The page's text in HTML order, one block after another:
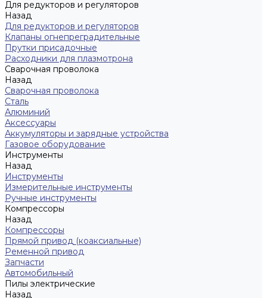
Для редукторов и регуляторов
Назад
Для редукторов и регуляторов
Клапаны огнепреградительные
Прутки присадочные
Расходники для плазмотрона
Сварочная проволока
Назад
Сварочная проволока
Сталь
Алюминий
Аксессуары
Аккумуляторы и зарядные устройства
Газовое оборудование
Инструменты
Назад
Инструменты
Измерительные инструменты
Ручные инструменты
Компрессоры
Назад
Компрессоры
Прямой привод (коаксиальные)
Ременной привод
Запчасти
Автомобильный
Пилы электрические
Назад